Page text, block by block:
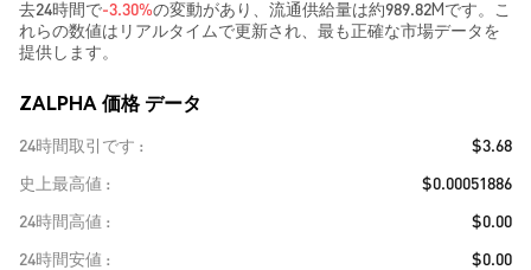
去24時間で-3.30%の変動があり、流通供給量は約989.82Mです。こ
れらの数値はリアルタイムで更新され、最も正確な市場データを
提供します。
ZALPHA 価格 データ
24時間取引です
$3.68
史上最高値
$0.00051886
24時間高値
$0.00
24時間安値
$0.00